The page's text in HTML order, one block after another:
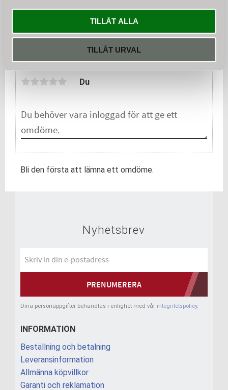
TILLÅT ALLA
TILLÅT URVAL
Du
Bli den första att lämna ett omdöme.
Nyhetsbrev
PRENUMERERA
Dina personuppgifter behandlas i enlighet med vår integritetspolicy.
INFORMATION
Beställning och betalning
Leveransinformation
Allmänna köpvillkor
Garanti och reklamation